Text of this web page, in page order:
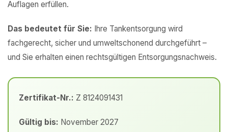
Auflagen erfüllen.
Das bedeutet für Sie: Ihre Tankentsorgung wird
fachgerecht, sicher und umweltschonend durchgeführt –
und Sie erhalten einen rechtsgültigen Entsorgungsnachweis.
Zertifikat-Nr.: Z 8124091431
Gültig bis: November 2027